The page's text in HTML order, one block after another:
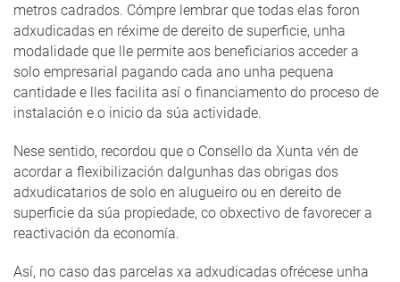
metros cadrados. Cómpre lembrar que todas elas foron
adxudicadas en réxime de dereito de superficie, unha
modalidade que lle permite aos beneficiarios acceder a
solo empresarial pagando cada ano unha pequena
cantidade e lles facilita así o financiamento do proceso de
instalación e o inicio da súa actividade.
Nese sentido, recordou que o Consello da Xunta vén de
acordar a flexibilización dalgunhas das obrigas dos
adxudicatarios de solo en alugueiro ou en dereito de
superficie da súa propiedade, co obxectivo de favorecer a
reactivación da economía.
Así, no caso das parcelas xa adxudicadas ofrécese unha